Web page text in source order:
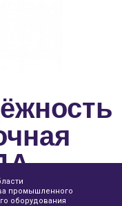
промышленного
оборудования